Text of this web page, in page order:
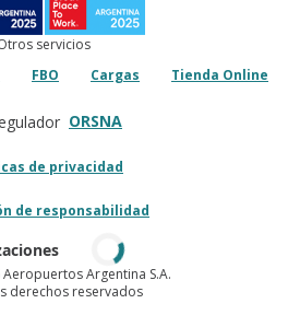
servicios
FBO Cargas Tienda Online
ORSNA
de privacidad
de responsabilidad
Aeropuertos Argentina S.A.
derechos reservados